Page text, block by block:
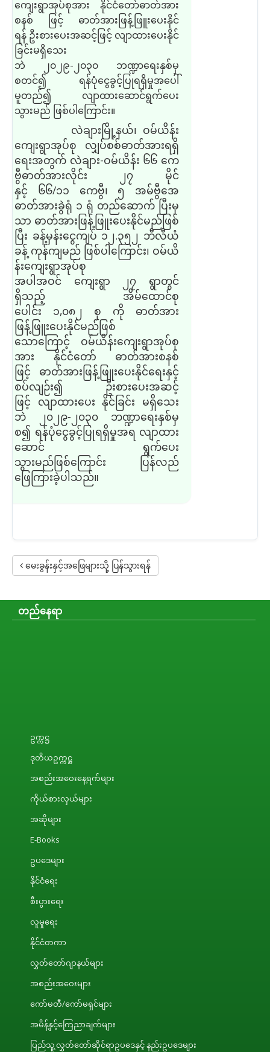
ကျေးရွာအုပ်စုအား နိုင်ငံတော်ဓာတ်အား
စနစ် ဖြင့် ဓာတ်အားဖြန့်ဖြူးပေးနိုင်
ရန် ဦးစားပေးအဆင့်ဖြင့် လျာထားပေးနိုင်
ခြင်းမရှိသေး
ဘဲ ၂၀၂၉- ၂၀၃၀ ဘဏ္ဍာရေးနှစ်မှ
စတင်၍ ရန်ပုံငွေခွင့်ပြုရရှိမှုအပေါ်
မူတည်၍
လျာထားဆောင်ရွက်ပေး
သွားမည် ဖြစ်ပါကြောင်း။
လဲချားမြို့နယ်၊ ဝမ်ယိန်း
ကျေးရွာအုပ်စု လျှပ်စစ်ဓာတ်အားရရှိ
ရေးအတွက် လဲချား-ဝမ်ယိန်း ၆၆ ကေ
ဗွီဓာတ်အားလိုင်း ၂၇ မိုင်
နှင့် ၆၆/၁၁ ကေဗွီ၊ ၅ အမ်ဗွီအေ
ဓာတ်အားခွဲရုံ ၁ ရုံ တည်ဆောက် ပြီးမှ
သာ ဓာတ်အားဖြန့်ဖြူးပေးနိုင်မည်ဖြစ်
ပြီး ခန့်မှန်းငွေကျပ် ၁၂.၃၅၂ ဘီလီယံ
ခန့် ကုန်ကျမည် ဖြစ်ပါကြောင်း၊ ဝမ်ယိ
န်းကျေးရွာအုပ်စု
အပါအဝင် ကျေးရွာ ၂၇ ရွာတွင်
ရှိသည့် အိမ်ထောင်စု
ပေါင်း ၁,၀၈၂ စု ကို ဓာတ်အား
ဖြန့်ဖြူးပေးနိုင်မည်ဖြစ်
သောကြောင့် ဝမ်ယိန်းကျေးရွာအုပ်စု
အား နိုင်ငံတော် ဓာတ်အားစနစ်
ဖြင့် ဓာတ်အားဖြန့်ဖြူးပေးနိုင်ရေးနှင့်
စပ်လျဉ်း၍ ဦးစားပေးအဆင့်
ဖြင့် လျာထားပေး နိုင်ခြင်း မရှိသေး
ဘဲ ၂၀၂၉- ၂၀၃၀ ဘဏ္ဍာရေးနှစ်မှ
စ၍ ရန်ပုံငွေခွင့်ပြုရရှိမှုအရ လျာထား
ဆောင် ရွက်ပေး
သွားမည်ဖြစ်ကြောင်း ပြန်လည်
ဖြေကြားခဲ့ပါသည်။
မေးခွန်းနှင့်အဖြေများသို့ ပြန်သွားရန်
တည်နေရာ
ဥက္ကဋ္ဌ
ဒုတိယဥက္ကဋ္ဌ
အစည်းအဝေးနေ့ရက်များ
ကိုယ်စားလှယ်များ
အဆိုများ
E-Books
ဥပဒေများ
နိုင်ငံရေး
စီးပွားရေး
လူမှုရေး
နိုင်ငံတကာ
လွှတ်တော်ဂျာနယ်များ
အစည်းအဝေးများ
ကော်မတီ/ကော်မရှင်များ
အမိန့်နှင့်ကြေညာချက်များ
ပြည်သူ့လွှတ်တော်ဆိုင်ရာဥပဒေနှင့် နည်းဥပဒေများ